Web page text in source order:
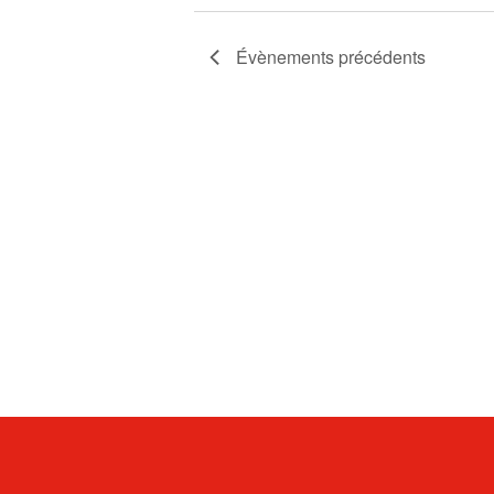
10 septembre de 09:30 à
Évènements précédents